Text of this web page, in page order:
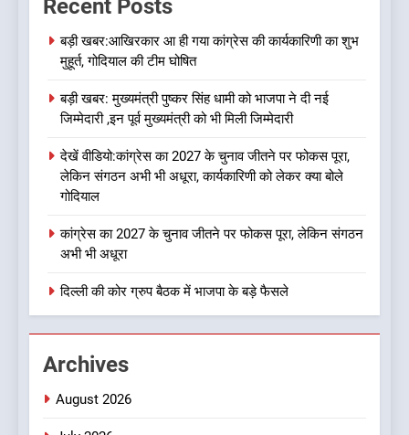
भालू, ग्रामीणों में दहशत
उत्तराखण्ड
नशा उन्मूलन और मिशन एजुकेशन के
लिए एडवोकेट ललित मोहन जोशी को
मिला ‘घन्ना भाई सम्मान-2026
उत्तराखण्ड
1
बड़ी खबर:आखिरकार आ ही गया
कांग्रेस की कार्यकारिणी का शुभ मुहूर्त,
Recent Posts
बड़ी खबर:आखिरकार आ ही गया कांग्रेस की कार्यकारिणी का शुभ
मुहूर्त, गोदियाल की टीम घोषित
बड़ी खबर: मुख्यमंत्री पुष्कर सिंह धामी को भाजपा ने दी नई
जिम्मेदारी ,इन पूर्व मुख्यमंत्री को भी मिली जिम्मेदारी
देखें वीडियो:कांग्रेस का 2027 के चुनाव जीतने पर फोकस पूरा,
लेकिन संगठन अभी भी अधूरा, कार्यकारिणी को लेकर क्या बोले
गोदियाल
कांग्रेस का 2027 के चुनाव जीतने पर फोकस पूरा, लेकिन संगठन
अभी भी अधूरा
दिल्ली की कोर ग्रुप बैठक में भाजपा के बड़े फैसले
Archives
August 2026